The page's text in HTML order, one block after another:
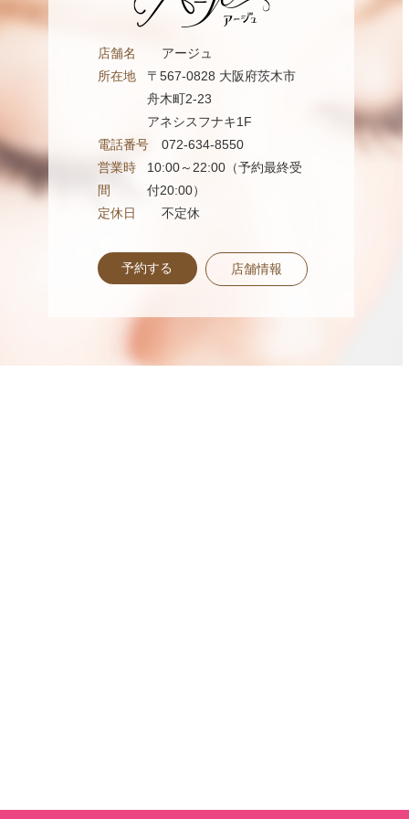
店舗名
アージュ
所在地
〒567-0828 大阪府茨木市
舟木町2-23
アネシスフナキ1F
電話番号
072-634-8550
営業時
間
10:00～22:00（予約最終受
付20:00）
定休日
不定休
予約する 店舗情報